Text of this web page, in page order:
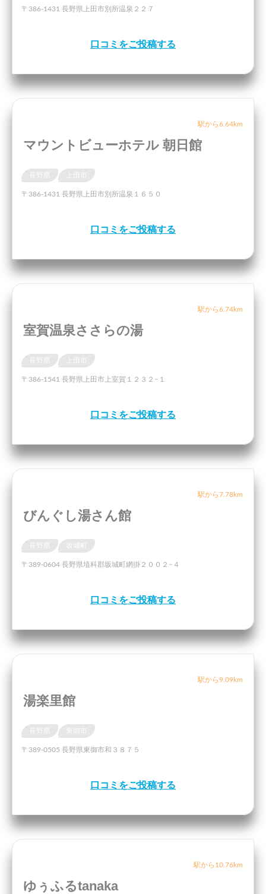
〒386-1431 長野県上田市別所温泉２２７
口コミをご投稿する
駅から6.64km
マウントビューホテル 朝日館
〒386-1431 長野県上田市別所温泉１６５０
口コミをご投稿する
駅から6.74km
室賀温泉ささらの湯
〒386-1541 長野県上田市上室賀１２３２−１
口コミをご投稿する
駅から7.78km
びんぐし湯さん館
坂城町
〒389-0604 長野県埴科郡坂城町網掛２００２−４
口コミをご投稿する
駅から9.09km
湯楽里館
〒389-0505 長野県東御市和３８７５
口コミをご投稿する
駅から10.76km
ゆぅふるtanaka